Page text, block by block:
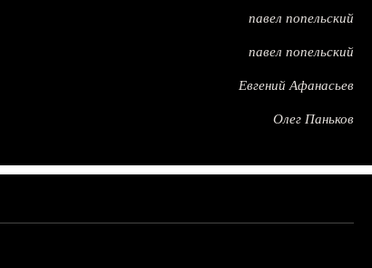
павел попельский
павел попельский
Евгений Афанасьев
Олег Паньков